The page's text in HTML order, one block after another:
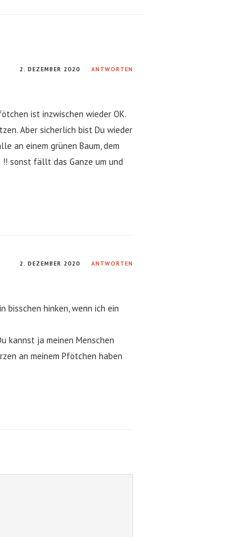
2. DEZEMBER 2020 ANTWORTEN
ist inzwischen wieder OK.
Aber sicherlich bist Du wieder
an einem grünen Baum, dem
!! sonst fällt das Ganze um und
2. DEZEMBER 2020 ANTWORTEN
bisschen hinken, wenn ich ein
kannst ja meinen Menschen
an meinem Pfötchen haben